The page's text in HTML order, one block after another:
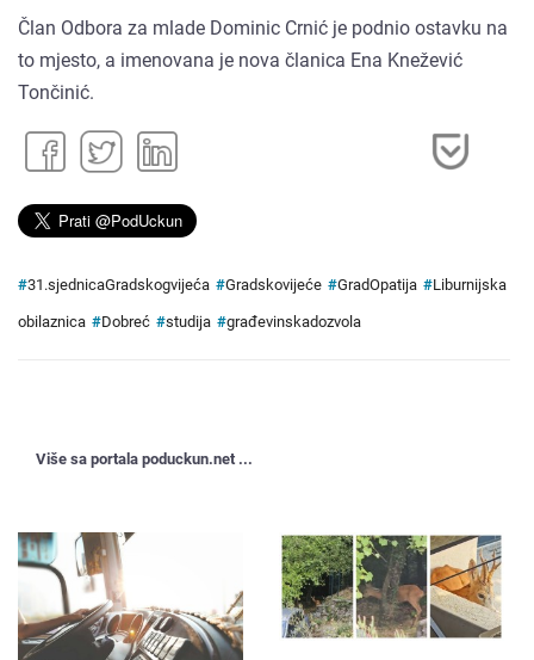
Član Odbora za mlade Dominic Crnić je podnio ostavku na
to mjesto, a imenovana je nova članica Ena Knežević
Tončinić.
#31.sjednicaGradskogvijeća #Gradskovijeće #GradOpatija #Liburnijska
obilaznica #Dobreć #studija #građevinskadozvola
Više sa portala poduckun.net ...